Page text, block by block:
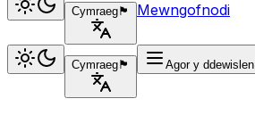
Cymraeg 🏴󠁧󠁢󠁷󠁬󠁳󠁿 Mewngofnodi
Cymraeg 🏴󠁧󠁢󠁷󠁬󠁳󠁿 Agor y ddewislen